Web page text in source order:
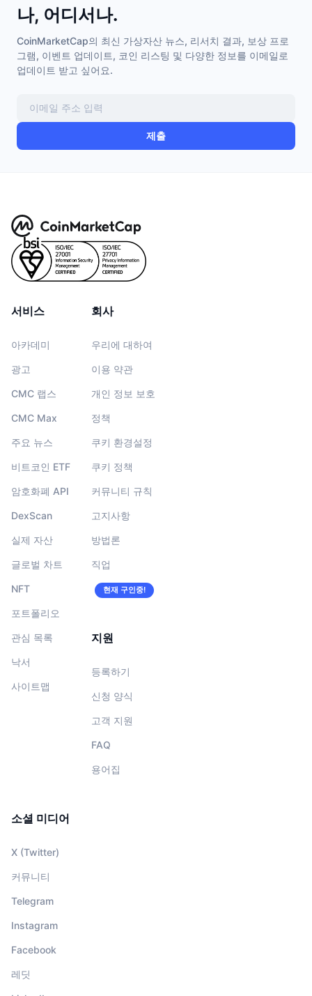
나, 어디서나.
CoinMarketCap의 최신 가상자산 뉴스, 리서치 결과, 보상 프로
그램, 이벤트 업데이트, 코인 리스팅 및 다양한 정보를 이메일로
업데이트 받고 싶어요.
제출
서비스
아카데미
광고
CMC 랩스
CMC Max
주요 뉴스
비트코인 ETF
암호화폐 API
DexScan
실제 자산
글로벌 차트
NFT
포트폴리오
관심 목록
낙서
사이트맵
회사
우리에 대하여
이용 약관
개인 정보 보호
정책
쿠키 환경설정
쿠키 정책
커뮤니티 규칙
고지사항
방법론
직업
현재 구인중!
지원
등록하기
신청 양식
고객 지원
FAQ
용어집
소셜 미디어
X (Twitter)
커뮤니티
Telegram
Instagram
Facebook
레딧